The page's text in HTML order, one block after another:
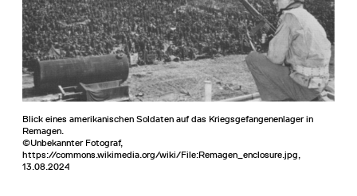
Blick eines amerikanischen Soldaten auf das Kriegsgefangenenlager in
Remagen.
©Unbekannter Fotograf,
https://commons.wikimedia.org/wiki/File:Remagen_enclosure.jpg,
13.08.2024